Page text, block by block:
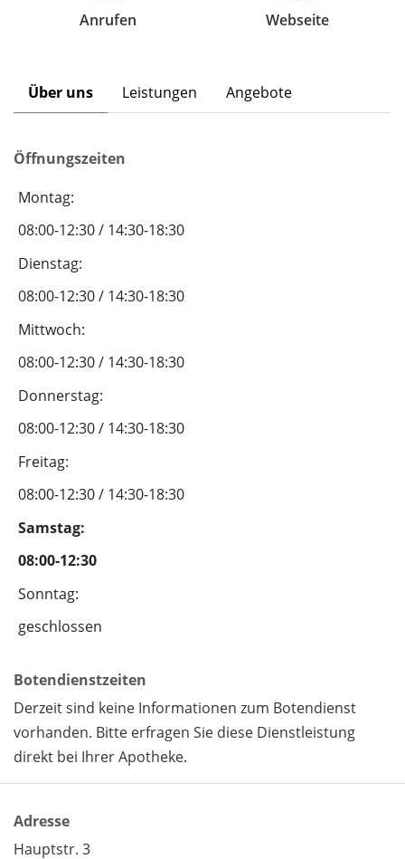
Anrufen Webseite
Über uns Leistungen Angebote
Öffnungszeiten
Montag:
08:00-12:30 / 14:30-18:30
Dienstag:
08:00-12:30 / 14:30-18:30
Mittwoch:
08:00-12:30 / 14:30-18:30
Donnerstag:
08:00-12:30 / 14:30-18:30
Freitag:
08:00-12:30 / 14:30-18:30
Samstag:
08:00-12:30
Sonntag:
geschlossen
Botendienstzeiten
Derzeit sind keine Informationen zum Botendienst
vorhanden. Bitte erfragen Sie diese Dienstleistung
direkt bei Ihrer Apotheke.
Adresse
Hauptstr. 3